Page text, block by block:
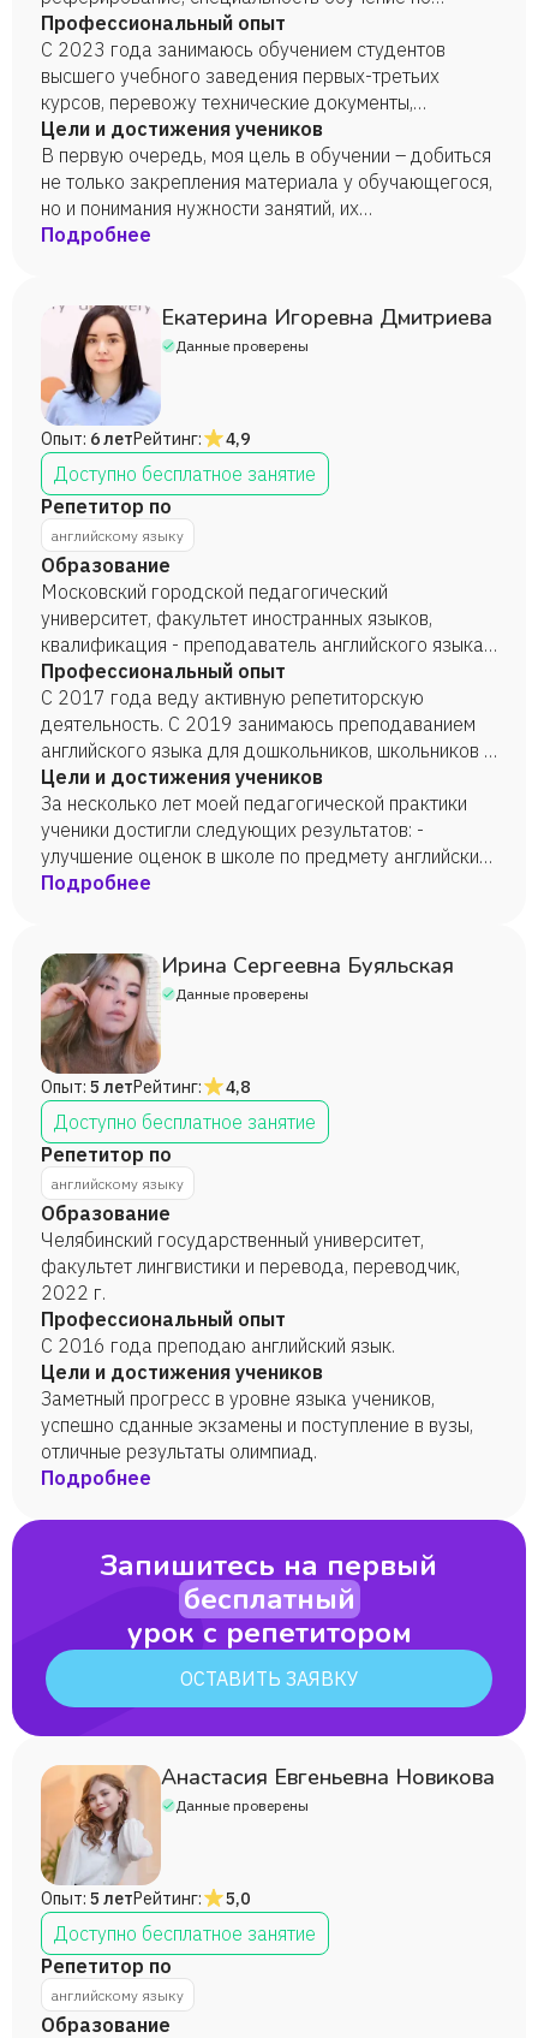
отраслям, 2024 г.
Профессиональный опыт
С 2023 года занимаюсь обучением студентов
высшего учебного заведения первых-третьих
курсов, перевожу технические документы,
регулярно работаю с корреспонденцией
иностранных партнёров.
Цели и достижения учеников
В первую очередь, моя цель в обучении – добиться
не только закрепления материала у обучающегося,
но и понимания нужности занятий, их
эффективности. Моя цель – заниматься как с
Подробнее
Екатерина Игоревна Дмитриева
Данные проверены
Опыт: 6 летРейтинг: 4,9
Доступно бесплатное занятие
Репетитор по
английскому языку
Образование
Московский городской педагогический
университет, факультет иностранных языков,
квалификация - преподаватель английского языка,
2019 год.
Профессиональный опыт
С 2017 года веду активную репетиторскую
деятельность. С 2019 занимаюсь преподаванием
английского языка для дошкольников, школьников и
взрослых.
Цели и достижения учеников
За несколько лет моей педагогической практики
ученики достигли следующих результатов: -
улучшение оценок в школе по предмету английский
язык -получение положительных эмоций при
мысли на бытовом уровне у детей дошкольного
возраста - увеличение словарного запаса и более
уверенное использование устной речи для
переезда в другую страну.
Подробнее
Ирина Сергеевна Буяльская
Данные проверены
Опыт: 5 летРейтинг: 4,8
Доступно бесплатное занятие
Репетитор по
английскому языку
Образование
Челябинский государственный университет,
факультет лингвистики и перевода, переводчик,
2022 г.
Профессиональный опыт
С 2016 года преподаю английский язык.
Цели и достижения учеников
Заметный прогресс в уровне языка учеников,
успешно сданные экзамены и поступление в вузы,
отличные результаты олимпиад.
Подробнее
Запишитесь на первый
бесплатный
урок с репетитором
ОСТАВИТЬ ЗАЯВКУ
Анастасия Евгеньевна Новикова
Данные проверены
Опыт: 5 летРейтинг: 5,0
Доступно бесплатное занятие
Репетитор по
английскому языку
Образование